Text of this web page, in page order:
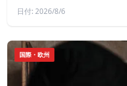
日付: 2026/8/6
国際・欧州